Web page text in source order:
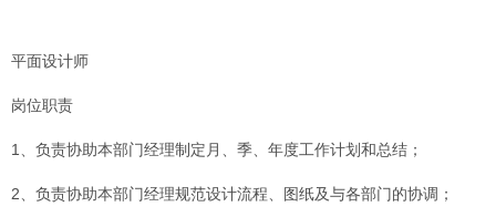
平面设计师
岗位职责
1、负责协助本部门经理制定月、季、年度工作计划和总结；
2、负责协助本部门经理规范设计流程、图纸及与各部门的协调；